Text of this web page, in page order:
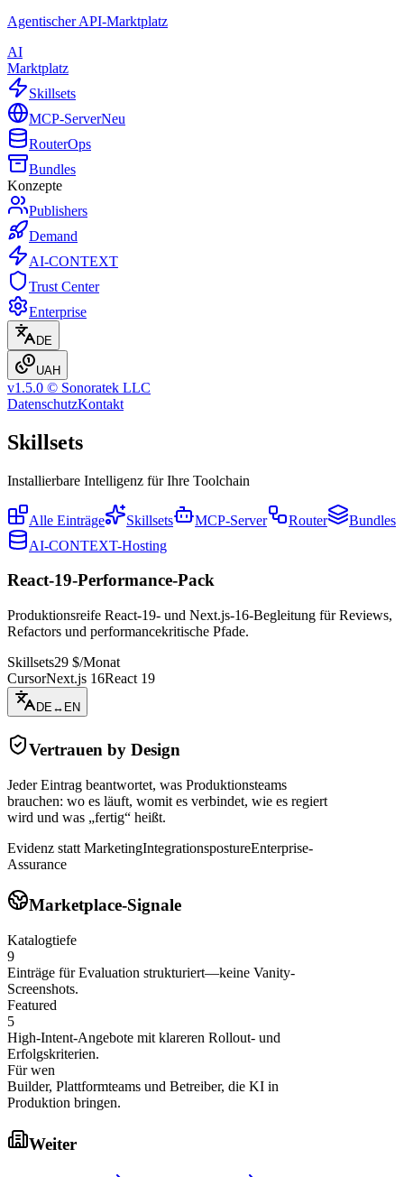
Agentischer API-Marktplatz
AI
Marktplatz
Skillsets
MCP-ServerNeu
RouterOps
Bundles
Konzepte
Publishers
Demand
AI-CONTEXT
Trust Center
Enterprise
DE
UAH
v1.5.0 © Sonoratek LLC
DatenschutzKontakt
Skillsets
Installierbare Intelligenz für Ihre Toolchain
Alle Einträge Skillsets MCP-Server Router
Bundles
AI-CONTEXT-Hosting
React-19-Performance-Pack
Produktionsreife React-19- und Next.js-16-Begleitung für Reviews,
Refactors und performancekritische Pfade.
Skillsets29 $/Monat
CursorNext.js 16React 19
DE↔ EN
Vertrauen by Design
Jeder Eintrag beantwortet, was Produktionsteams
brauchen: wo es läuft, womit es verbindet, wie es regiert
wird und was „fertig“ heißt.
Evidenz statt MarketingIntegrationspostureEnterprise-
Assurance
Marketplace-Signale
Katalogtiefe
9
Einträge für Evaluation strukturiert—keine Vanity-
Screenshots.
Featured
5
High-Intent-Angebote mit klareren Rollout- und
Erfolgskriterien.
Für wen
Builder, Plattformteams und Betreiber, die KI in
Produktion bringen.
Weiter